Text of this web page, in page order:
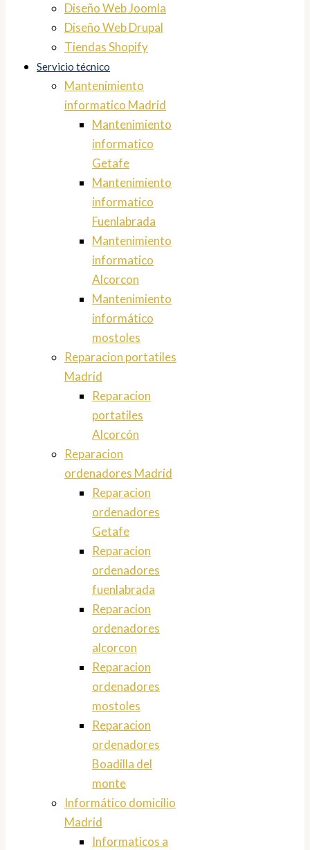
Diseño Web Joomla
Diseño Web Drupal
Tiendas Shopify
Servicio técnico
Mantenimiento
informatico Madrid
Mantenimiento
informatico
Getafe
Mantenimiento
informatico
Fuenlabrada
Mantenimiento
informatico
Alcorcon
Mantenimiento
informático
mostoles
Reparacion portatiles
Madrid
Reparacion
portatiles
Alcorcón
Reparacion
ordenadores Madrid
Reparacion
ordenadores
Getafe
Reparacion
ordenadores
fuenlabrada
Reparacion
ordenadores
alcorcon
Reparacion
ordenadores
mostoles
Reparacion
ordenadores
Boadilla del
monte
Informático domicilio
Madrid
Informaticos a